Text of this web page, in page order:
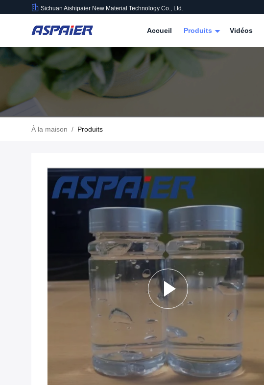
Sichuan Aishipaier New Material Technology Co., Ltd.
Accueil Produits Vidéos
À la maison / Produits